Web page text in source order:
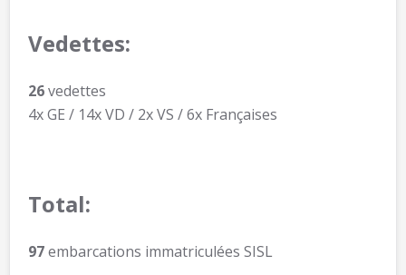
Vedettes:
26vedettes
4x GE / 14x VD / 2x VS / 6x Françaises
Total:
97embarcations immatriculées SISL